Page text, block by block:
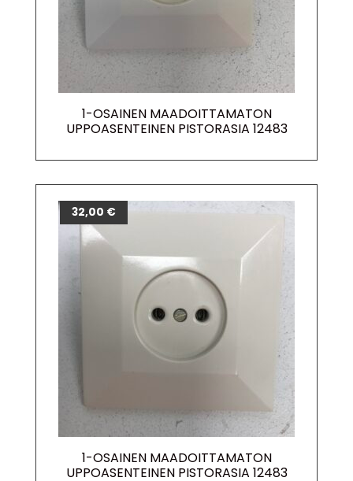
1-OSAINEN MAADOITTAMATON
UPPOASENTEINEN PISTORASIA 12483
1-OSAINEN MAADOITTAMATON
UPPOASENTEINEN PISTORASIA 12483
32,00 €